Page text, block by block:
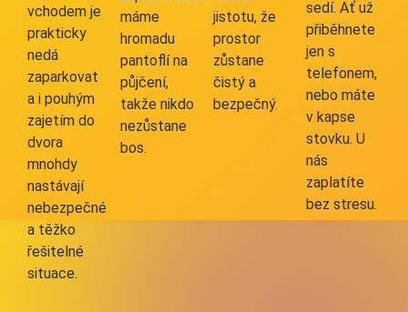
vchodem je
prakticky
nedá
zaparkovat
a i pouhým
zajetím do
dvora
mnohdy
nastávají
nebezpečné
a těžko
řešitelné
situace.
máme
hromadu
pantoflí na
půjčení,
takže nikdo
nezůstane
bos.
jistotu, že
prostor
zůstane
čistý a
bezpečný.
sedí. Ať už
přiběhnete
jen s
telefonem,
nebo máte
v kapse
stovku. U
nás
zaplatíte
bez stresu.